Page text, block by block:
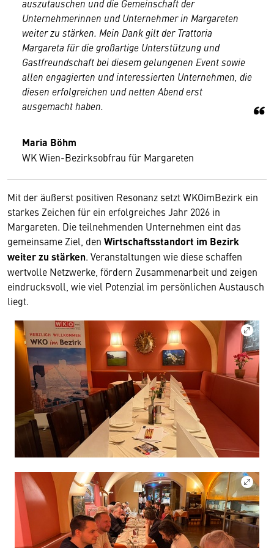
auszutauschen und die Gemeinschaft der
Unternehmerinnen und Unternehmer in Margareten
weiter zu stärken. Mein Dank gilt der Trattoria
Margareta für die großartige Unterstützung und
Gastfreundschaft bei diesem gelungenen Event sowie
allen engagierten und interessierten Unternehmen, die
diesen erfolgreichen und netten Abend erst
ausgemacht haben.
Maria Böhm
WK Wien-Bezirksobfrau für Margareten
Mit der äußerst positiven Resonanz setzt WKOimBezirk ein
starkes Zeichen für ein erfolgreiches Jahr 2026 in
Margareten. Die teilnehmenden Unternehmen eint das
gemeinsame Ziel, den Wirtschaftsstandort im Bezirk
weiter zu stärken. Veranstaltungen wie diese schaffen
wertvolle Netzwerke, fördern Zusammenarbeit und zeigen
eindrucksvoll, wie viel Potenzial im persönlichen Austausch
liegt.